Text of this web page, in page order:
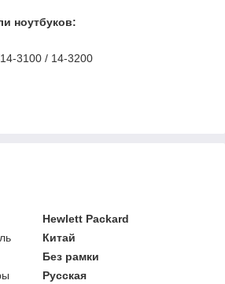
ноутбуков:
3100 / 14-3200
Hewlett Packard
Китай
Без рамки
Русская